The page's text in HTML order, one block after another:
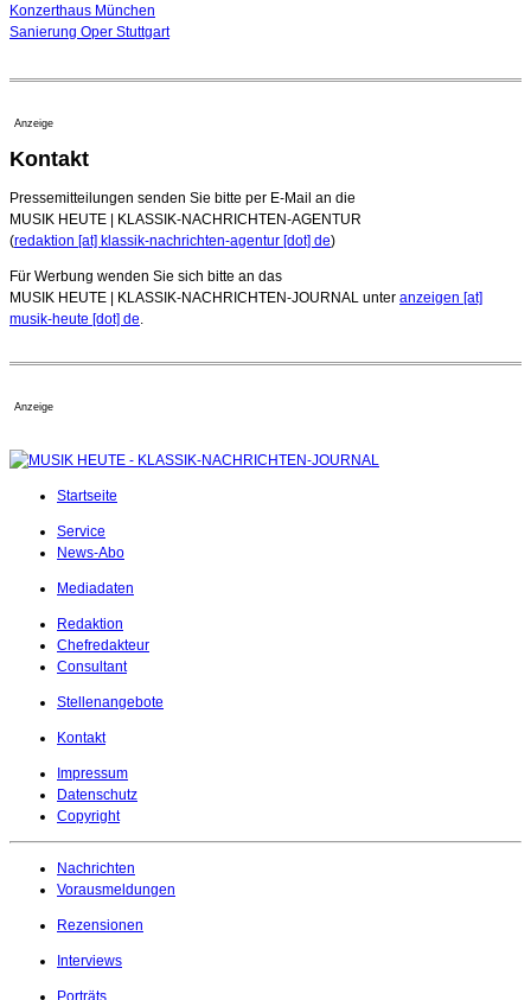
Konzerthaus München
Sanierung Oper Stuttgart
Anzeige
Kontakt
Pressemitteilungen senden Sie bitte per E-Mail an die
MUSIK HEUTE | KLASSIK-NACHRICHTEN-AGENTUR
(redaktion [at] klassik-nachrichten-agentur [dot] de)
Für Werbung wenden Sie sich bitte an das
MUSIK HEUTE | KLASSIK-NACHRICHTEN-JOURNAL unter anzeigen [at]
musik-heute [dot] de.
Anzeige
Startseite
Service
News-Abo
Mediadaten
Redaktion
Chefredakteur
Consultant
Stellenangebote
Kontakt
Impressum
Datenschutz
Copyright
Nachrichten
Vorausmeldungen
Rezensionen
Interviews